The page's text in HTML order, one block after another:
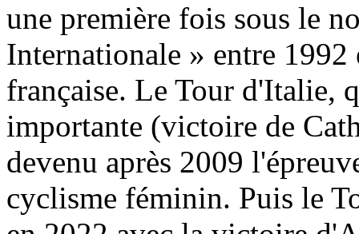
une première fois sous le
Internationale » entre
française. Le Tour d'Italie,
importante (victoire de
devenu après 2009
cyclisme féminin. Puis le